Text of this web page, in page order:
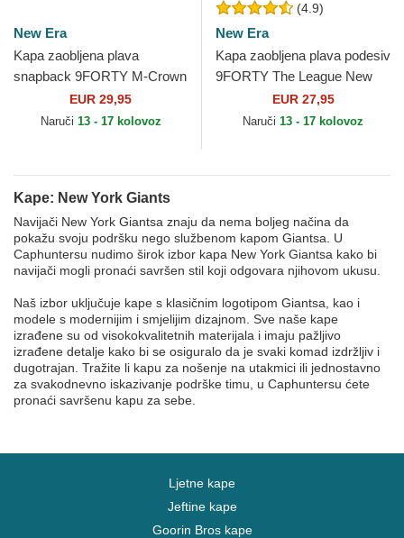
New Era
Kapa zaobljena plava
snapback 9FORTY M-Crown
Team New York Giants NFL
New Era
EUR 29,95
Naruči 13 - 17 kolovoz
(4.9)
New Era
Kapa zaobljena plava podesiv
9FORTY The League New
York Giants NFL New Era
EUR 27,95
Naruči 13 - 17 kolovoz
Kape: New York Giants
Navijači New York Giantsa znaju da nema boljeg načina da
pokažu svoju podršku nego službenom kapom Giantsa. U
Caphuntersu nudimo širok izbor kapa New York Giantsa kako bi
navijači mogli pronaći savršen stil koji odgovara njihovom ukusu.
Naš izbor uključuje kape s klasičnim logotipom Giantsa, kao i
modele s modernijim i smjelijim dizajnom. Sve naše kape
izrađene su od visokokvalitetnih materijala i imaju pažljivo
izrađene detalje kako bi se osiguralo da je svaki komad izdržljiv i
dugotrajan. Tražite li kapu za nošenje na utakmici ili jednostavno
za svakodnevno iskazivanje podrške timu, u Caphuntersu ćete
pronaći savršenu kapu za sebe.
Ljetne kape
Jeftine kape
Goorin Bros kape